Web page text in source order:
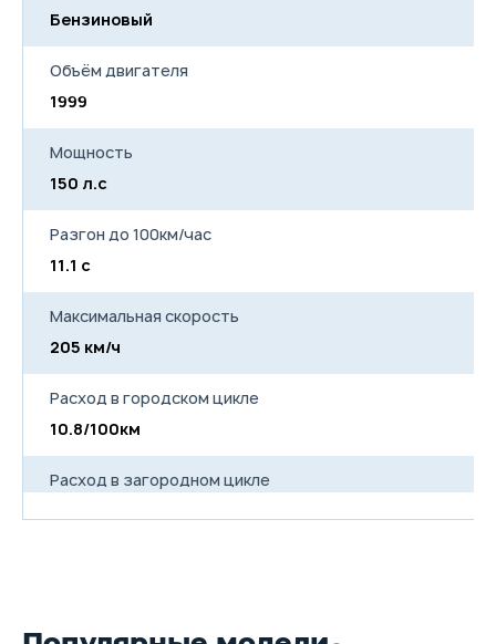
Бензиновый
Объём двигателя
1999
Мощность
150 л.с
Разгон до 100км/час
11.1 с
Максимальная скорость
205 км/ч
Расход в городском цикле
10.8/100км
Расход в загородном цикле